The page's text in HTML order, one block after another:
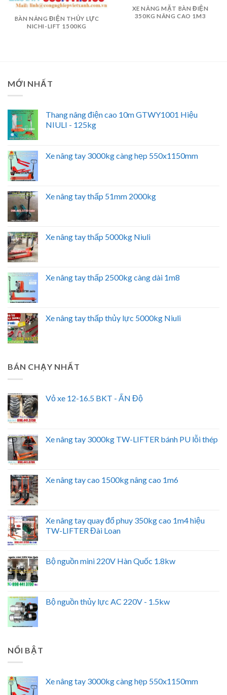
BÀN NÂNG ĐIỆN THỦY LỰC
NICHI-LIFT 1500KG
XE NÂNG MẶT BÀN ĐIỆN
350KG NÂNG CAO 1M3
MỚI NHẤT
Thang nâng điện cao 10m GTWY1001 Hiệu
NIULI - 125kg
Xe nâng tay 3000kg càng hẹp 550x1150mm
Xe nâng tay thấp 51mm 2000kg
Xe nâng tay thấp 5000kg Niuli
Xe nâng tay thấp 2500kg càng dài 1m8
Xe nâng tay thấp thủy lực 5000kg Niuli
BÁN CHẠY NHẤT
Vỏ xe 12-16.5 BKT - ẤN Độ
Xe nâng tay 3000kg TW-LIFTER bánh PU lỗi thép
Xe nâng tay cao 1500kg nâng cao 1m6
Xe nâng tay quay đổ phuy 350kg cao 1m4 hiệu
TW-LIFTER Đài Loan
Bộ nguồn mini 220V Hàn Quốc 1.8kw
Bộ nguồn thủy lực AC 220V - 1.5kw
NỔI BẬT
Xe nâng tay 3000kg càng hẹp 550x1150mm